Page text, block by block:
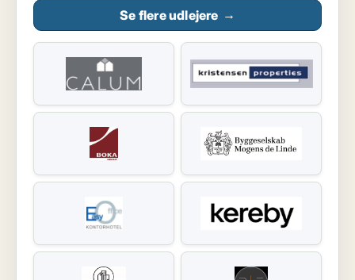
Se flere udlejere →